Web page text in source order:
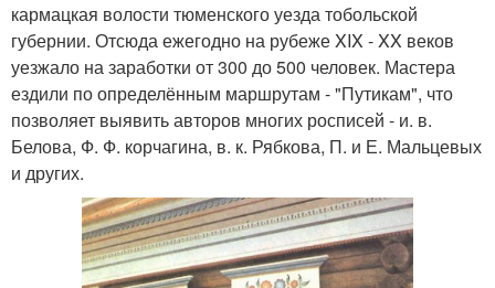
кармацкая волости тюменского уезда тобольской
губернии. Отсюда ежегодно на рубеже XIX - XX веков
уезжало на заработки от 300 до 500 человек. Мастера
ездили по определённым маршрутам - "Путикам", что
позволяет выявить авторов многих росписей - и. в.
Белова, Ф. Ф. корчагина, в. к. Рябкова, П. и Е. Мальцевых
и других.